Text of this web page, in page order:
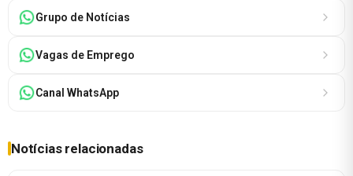
Grupo de Notícias
Vagas de Emprego
Canal WhatsApp
Notícias relacionadas